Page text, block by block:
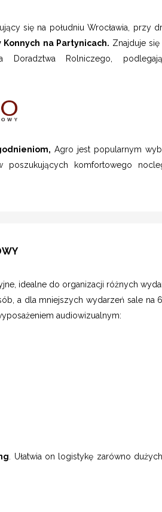
się na południu Wrocławia, przy
na Partynicach. Znajduje
Doradztwa Rolniczego,
Agro jest popularnym
komfortowego
idealne do organizacji różnych
a dla mniejszych wydarzeń sale na
audiowizualnym:
. Ułatwia on logistykę zarówno